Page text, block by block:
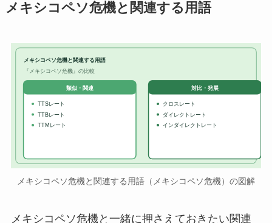
メキシコペソ危機と関連する用語
メキシコペソ危機と関連する用語
『メキシコペソ危機』の比較
類似・関連
TTSレート
TTBレート
TTMレート
対比・発展
クロスレート
ダイレクトレート
インダイレクトレート
メキシコペソ危機と関連する用語（メキシコペソ危機）の図解
メキシコペソ危機と一緒に押さえておきたい関連